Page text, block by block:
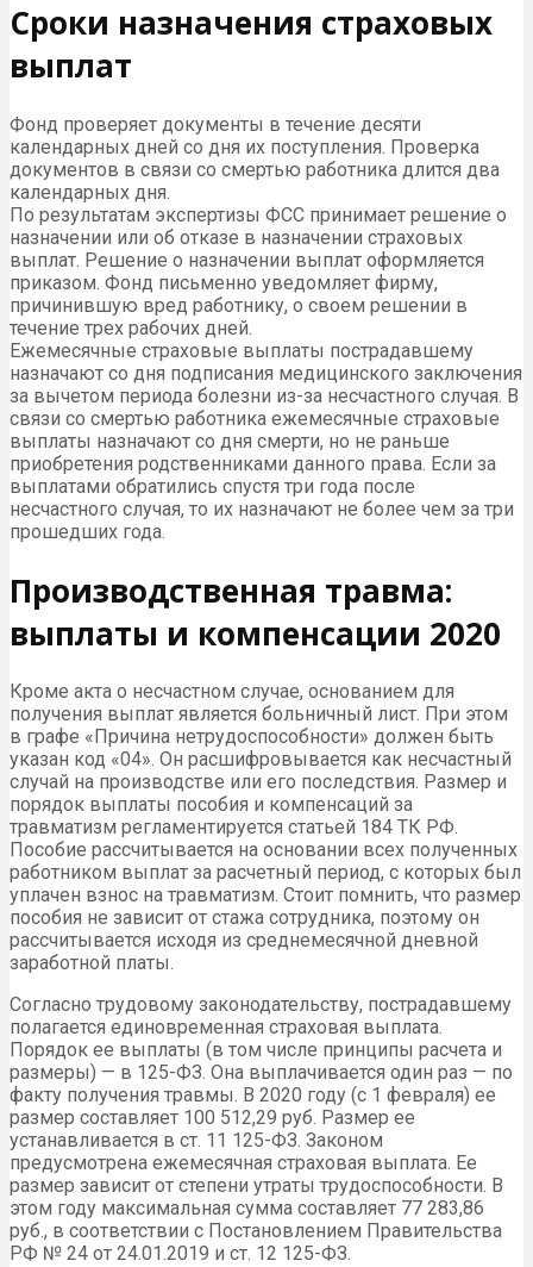
Сроки назначения страховых
выплат
Фонд проверяет документы в течение десяти
календарных дней со дня их поступления. Проверка
документов в связи со смертью работника длится два
календарных дня.
По результатам экспертизы ФСС принимает решение о
назначении или об отказе в назначении страховых
выплат. Решение о назначении выплат оформляется
приказом. Фонд письменно уведомляет фирму,
причинившую вред работнику, о своем решении в
течение трех рабочих дней.
Ежемесячные страховые выплаты пострадавшему
назначают со дня подписания медицинского заключения
за вычетом периода болезни из-за несчастного случая. В
связи со смертью работника ежемесячные страховые
выплаты назначают со дня смерти, но не раньше
приобретения родственниками данного права. Если за
выплатами обратились спустя три года после
несчастного случая, то их назначают не более чем за три
прошедших года.
Производственная травма:
выплаты и компенсации 2020
Кроме акта о несчастном случае, основанием для
получения выплат является больничный лист. При этом
в графе «Причина нетрудоспособности» должен быть
указан код «04». Он расшифровывается как несчастный
случай на производстве или его последствия. Размер и
порядок выплаты пособия и компенсаций за
травматизм регламентируется статьей 184 ТК РФ.
Пособие рассчитывается на основании всех полученных
работником выплат за расчетный период, с которых был
уплачен взнос на травматизм. Стоит помнить, что размер
пособия не зависит от стажа сотрудника, поэтому он
рассчитывается исходя из среднемесячной дневной
заработной платы.
Согласно трудовому законодательству, пострадавшему
полагается единовременная страховая выплата.
Порядок ее выплаты (в том числе принципы расчета и
размеры) — в 125-ФЗ. Она выплачивается один раз — по
факту получения травмы. В 2020 году (с 1 февраля) ее
размер составляет 100 512,29 руб. Размер ее
устанавливается в ст. 11 125-ФЗ. Законом
предусмотрена ежемесячная страховая выплата. Ее
размер зависит от степени утраты трудоспособности. В
этом году максимальная сумма составляет 77 283,86
руб., в соответствии с Постановлением Правительства
РФ № 24 от 24.01.2019 и ст. 12 125-ФЗ.